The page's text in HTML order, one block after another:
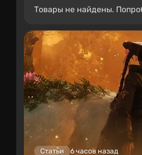
Товары не найдены.
Статьи 6 часов назад